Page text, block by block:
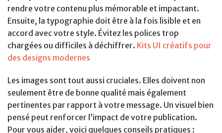
rendre votre contenu plus mémorable et impactant.
Ensuite, la typographie doit être à la fois lisible et en
accord avec votre style. Évitez les polices trop
chargées ou difficiles à déchiffrer. Kits UI créatifs pour
des designs modernes
Les images sont tout aussi cruciales. Elles doivent non
seulement être de bonne qualité mais également
pertinentes par rapport à votre message. Un visuel bien
pensé peut renforcer l’impact de votre publication.
Pour vous aider, voici quelques conseils pratiques :